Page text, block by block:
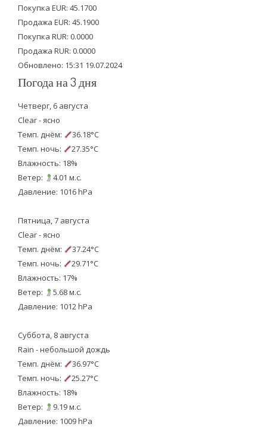
e
r
o
o
k
b
e
Покупка EUR: 45.1700
Продажа EUR: 45.1900
Покупка RUR: 0.0000
Продажа RUR: 0.0000
Обновлено: 15:31 19.07.2024
Погода на 3 дня
Четверг, 6 августа
Clear - ясно
Темп. днём:
36.18°C
Темп. ночь:
27.35°C
Влажность: 18%
Ветер:
4.01 м.с.
Давление: 1016 hPa
Пятница, 7 августа
Clear - ясно
Темп. днём:
37.24°C
Темп. ночь:
29.71°C
Влажность: 17%
Ветер:
5.68 м.с.
Давление: 1012 hPa
Суббота, 8 августа
Rain - небольшой дождь
Темп. днём:
36.97°C
Темп. ночь:
25.27°C
Влажность: 18%
Ветер:
9.19 м.с.
Давление: 1009 hPa